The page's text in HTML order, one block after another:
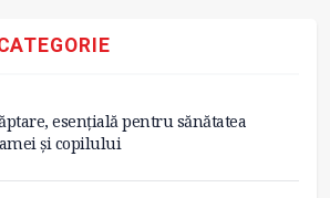
esențială pentru sănătatea
și copilului